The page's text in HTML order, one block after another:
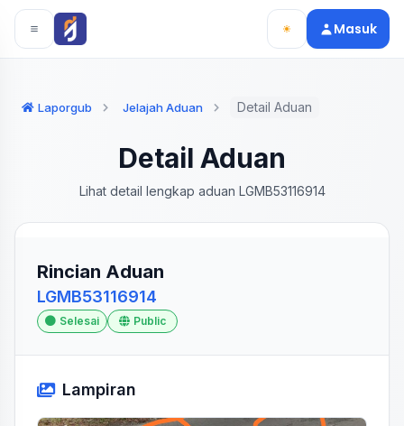
Langsung ke konten utama
Langsung ke navigasi
Masuk
Laporgub Jelajah Aduan Detail Aduan
Detail Aduan
Lihat detail lengkap aduan LGMB53116914
Rincian Aduan
LGMB53116914
Selesai Public
Lampiran